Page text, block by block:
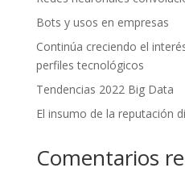
Bots y usos en empresas
Continúa creciendo el
perfiles tecnológicos
Tendencias 2022 Big Data
El insumo de la reputación
Comentarios